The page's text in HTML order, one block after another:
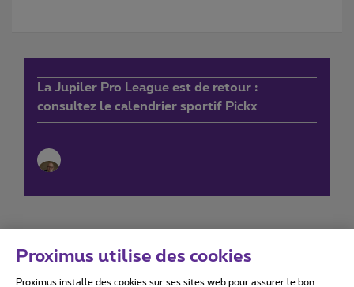
La Jupiler Pro League est de retour :
consultez le calendrier sportif Pickx
Proximus utilise des cookies
Proximus installe des cookies sur ses sites web pour assurer le bon